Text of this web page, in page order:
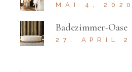
MAI 4, 2020
Badezimmer-Oase
27. APRIL